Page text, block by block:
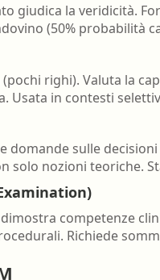
giudica la veridicità.
(50% probabilità
righi). Valuta la
Usata in contesti
domande sulle
solo nozioni teoriche.
competenze
Richiede